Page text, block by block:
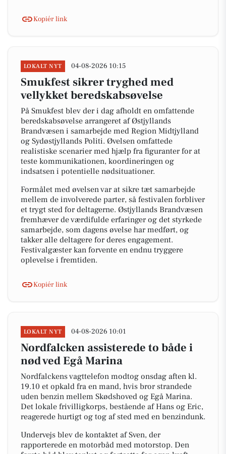
Kopiér link
LOKALT NYT 04-08-2026 10:15
Smukfest sikrer tryghed med
vellykket beredskabsøvelse
På Smukfest blev der i dag afholdt en omfattende
beredskabsøvelse arrangeret af Østjyllands
Brandvæsen i samarbejde med Region Midtjylland
og Sydøstjyllands Politi. Øvelsen omfattede
realistiske scenarier med hjælp fra figuranter for at
teste kommunikationen, koordineringen og
indsatsen i potentielle nødsituationer.
Formålet med øvelsen var at sikre tæt samarbejde
mellem de involverede parter, så festivalen forbliver
et trygt sted for deltagerne. Østjyllands Brandvæsen
fremhæver de værdifulde erfaringer og det styrkede
samarbejde, som dagens øvelse har medført, og
takker alle deltagere for deres engagement.
Festivalgæster kan forvente en endnu tryggere
oplevelse i fremtiden.
Kopiér link
LOKALT NYT 04-08-2026 10:01
Nordfalcken assisterede to både i
nød ved Egå Marina
Nordfalckens vagttelefon modtog onsdag aften kl.
19.10 et opkald fra en mand, hvis bror strandede
uden benzin mellem Skødshoved og Egå Marina.
Det lokale frivilligkorps, bestående af Hans og Eric,
reagerede hurtigt og tog af sted med en benzindunk.
Undervejs blev de kontaktet af Sven, der
rapporterede en motorbåd med motorstop. Den